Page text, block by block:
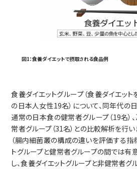
図1：食養ダイエットで摂取される食品例
食養ダイエットグループ（食養ダイエッ
の日本人女性19名）について、同年代の
通常の日本食の健常者グループ（19名）
常者グループ（31名）との比較解析を行い
（腸内細菌叢の構成の違いを評価する指
トグループと健常者グループの間では有
し、食養ダイエットグループと非健常者